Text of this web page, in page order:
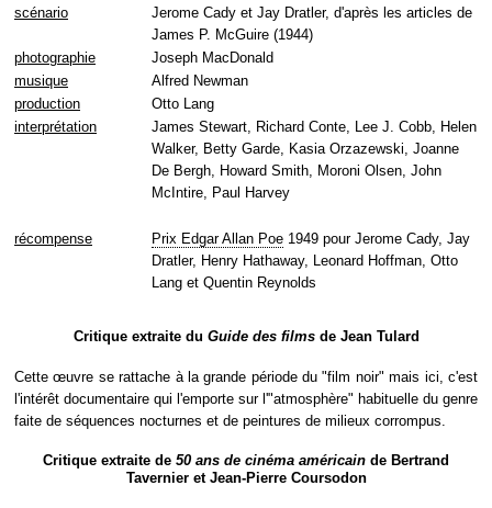
scénario
Jerome Cady et Jay Dratler, d'après les articles de
James P. McGuire (1944)
photographie
Joseph MacDonald
musique
Alfred Newman
production
Otto Lang
interprétation
James Stewart, Richard Conte, Lee J. Cobb, Helen
Walker, Betty Garde, Kasia Orzazewski, Joanne
De Bergh, Howard Smith, Moroni Olsen, John
McIntire, Paul Harvey
récompense Prix Edgar Allan Poe 1949 pour Jerome Cady, Jay
Dratler, Henry Hathaway, Leonard Hoffman, Otto
Lang et Quentin Reynolds
Critique extraite du Guide des filmsde Jean Tulard
Cette œuvre se rattache à la grande période du "film noir" mais ici, c'est
l'intérêt documentaire qui l'emporte sur l'"atmosphère" habituelle du genre
faite de séquences nocturnes et de peintures de milieux corrompus.
Critique extraite de 50 ans de cinéma américain de Bertrand
Tavernier et Jean-Pierre Coursodon